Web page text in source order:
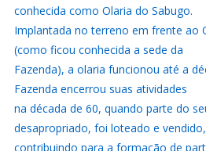
conhecida como Olaria do Sabugo.
Implantada no terreno em frente ao
(como ficou conhecida a sede da
Fazenda), a olaria funcionou até a
Fazenda encerrou suas atividades
na década de 60, quando parte do
desapropriado, foi loteado e vendido,
contribuindo para a formação de